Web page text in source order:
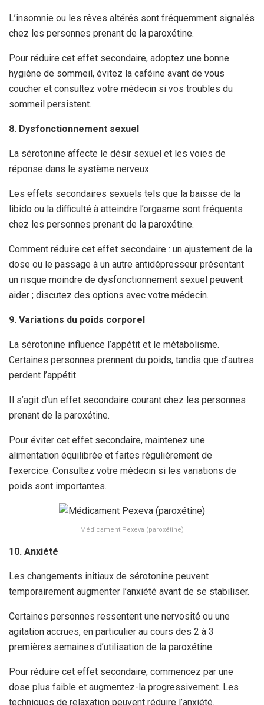
L’insomnie ou les rêves altérés sont fréquemment signalés
chez les personnes prenant de la paroxétine.
Pour réduire cet effet secondaire, adoptez une bonne
hygiène de sommeil, évitez la caféine avant de vous
coucher et consultez votre médecin si vos troubles du
sommeil persistent.
8. Dysfonctionnement sexuel
La sérotonine affecte le désir sexuel et les voies de
réponse dans le système nerveux.
Les effets secondaires sexuels tels que la baisse de la
libido ou la difficulté à atteindre l’orgasme sont fréquents
chez les personnes prenant de la paroxétine.
Comment réduire cet effet secondaire : un ajustement de la
dose ou le passage à un autre antidépresseur présentant
un risque moindre de dysfonctionnement sexuel peuvent
aider ; discutez des options avec votre médecin.
9. Variations du poids corporel
La sérotonine influence l’appétit et le métabolisme.
Certaines personnes prennent du poids, tandis que d’autres
perdent l’appétit.
Il s’agit d’un effet secondaire courant chez les personnes
prenant de la paroxétine.
Pour éviter cet effet secondaire, maintenez une
alimentation équilibrée et faites régulièrement de
l’exercice. Consultez votre médecin si les variations de
poids sont importantes.
Médicament Pexeva (paroxétine)
10. Anxiété
Les changements initiaux de sérotonine peuvent
temporairement augmenter l’anxiété avant de se stabiliser.
Certaines personnes ressentent une nervosité ou une
agitation accrues, en particulier au cours des 2 à 3
premières semaines d’utilisation de la paroxétine.
Pour réduire cet effet secondaire, commencez par une
dose plus faible et augmentez-la progressivement. Les
techniques de relaxation peuvent réduire l’anxiété.